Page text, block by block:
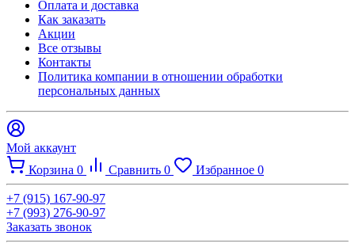
Оплата и доставка
Как заказать
Акции
Все отзывы
Контакты​
Политика компании в отношении обработки
персональных данных
Мой аккаунт
Корзина 0 Сравнить 0 Избранное 0
+7 (915) 167-90-97
+7 (993) 276-90-97
Заказать звонок